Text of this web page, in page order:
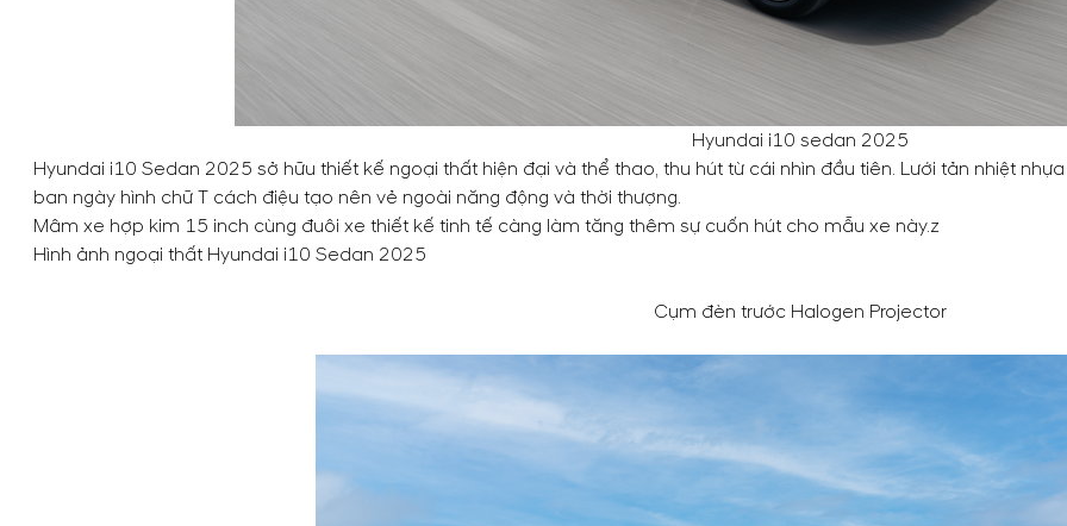
Hyundai i10 sedan 2025
Hyundai i10 Sedan 2025 sở hữu thiết kế ngoại thất hiện đại và thể thao, thu hút từ cái nhìn đầu tiên. Lưới tản nhiệt
ban ngày hình chữ T cách điệu tạo nên vẻ ngoài năng động và thời thượng.
Mâm xe hợp kim 15 inch cùng đuôi xe thiết kế tinh tế càng làm tăng thêm sự cuốn hút cho mẫu xe này.z
Hình ảnh ngoại thất Hyundai i10 Sedan 2025
Cụm đèn trước Halogen Projector